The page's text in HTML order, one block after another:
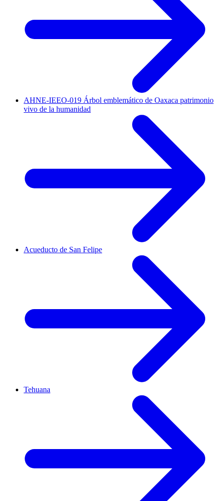
AHNE-IEEO-019 Árbol emblemático de Oaxaca patrimonio
vivo de la humanidad
Acueducto de San Felipe
Tehuana